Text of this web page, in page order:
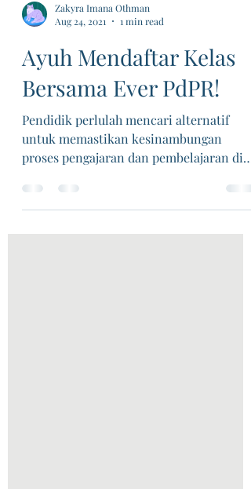
Zakyra Imana Othman
Ayuh Mendaftar Kelas
Bersama Ever PdPR!
untuk memastikan kesinambungan
proses pengajaran dan pembelajaran di
kala dunia sedang berhadapan...